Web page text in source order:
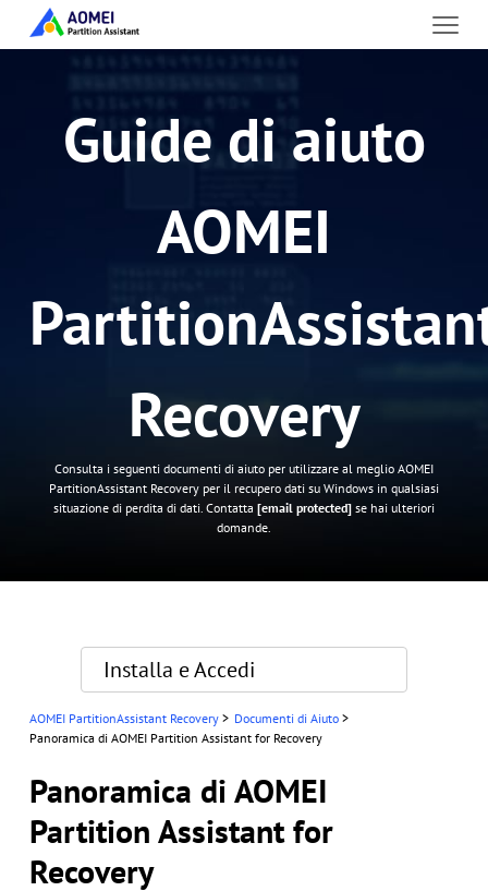
Guide di aiuto
AOMEI
Recovery
Consulta i seguenti documenti di aiuto per utilizzare al meglio AOMEI
PartitionAssistant Recovery per il recupero dati su Windows in qualsiasi
situazione di perdita di dati. Contatta [email protected] se hai ulteriori
domande.
Installa e Accedi
AOMEI PartitionAssistant Recovery> Documenti di Aiuto>
Panoramica di AOMEI Partition Assistant for Recovery
Panoramica di AOMEI
Partition Assistant for
Recovery